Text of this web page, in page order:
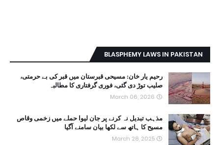
BLASPHEMY LAWS IN PAKISTAN
رحیم یار خان: مسیحی قبرستان میں قبر کی بے حرمتی،
صلیب توڑ دی گئی، فوری گرفتاری کا مطالبہ
March 06, 2026
مذہب تبدیل نہ کرنے پر جان لیوا حملے میں زخمی وقاص
مسیح کا ہاتھ سے لکھا بیان سامنے آگیا
March 28, 2025